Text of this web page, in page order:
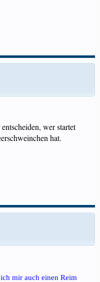
wer startet
hat.
mir auch einen Reim